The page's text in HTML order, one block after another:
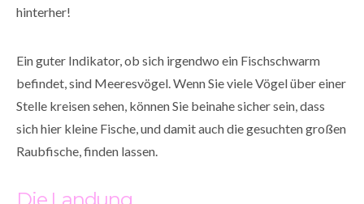
hinterher!
Ein guter Indikator, ob sich irgendwo ein Fischschwarm
befindet, sind Meeresvögel. Wenn Sie viele Vögel über einer
Stelle kreisen sehen, können Sie beinahe sicher sein, dass
sich hier kleine Fische, und damit auch die gesuchten großen
Raubfische, finden lassen.